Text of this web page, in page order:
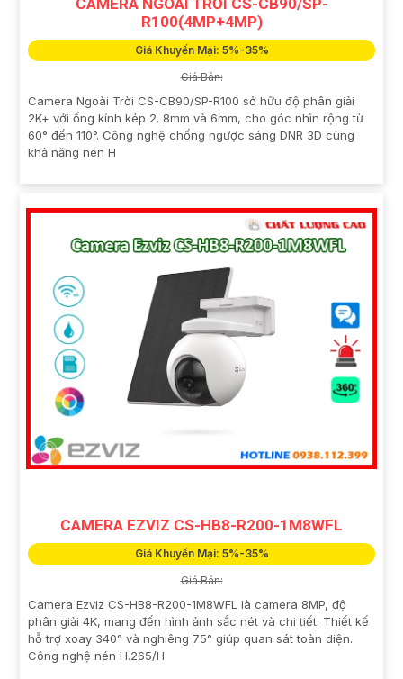
CAMERA NGOÀI TRỜI CS-CB90/SP-
R100(4MP+4MP)
Giá Khuyến Mại: 5%-35%
Giá Bán:
Camera Ngoài Trời CS-CB90/SP-R100 sở hữu độ phân giải
2K+ với ống kính kép 2. 8mm và 6mm, cho góc nhìn rộng từ
60° đến 110°. Công nghệ chống ngược sáng DNR 3D cùng
khả năng nén H
CAMERA EZVIZ CS-HB8-R200-1M8WFL
Giá Khuyến Mại: 5%-35%
Giá Bán:
Camera Ezviz CS-HB8-R200-1M8WFL là camera 8MP, độ
phân giải 4K, mang đến hình ảnh sắc nét và chi tiết. Thiết kế
hỗ trợ xoay 340° và nghiêng 75° giúp quan sát toàn diện.
Công nghệ nén H.265/H